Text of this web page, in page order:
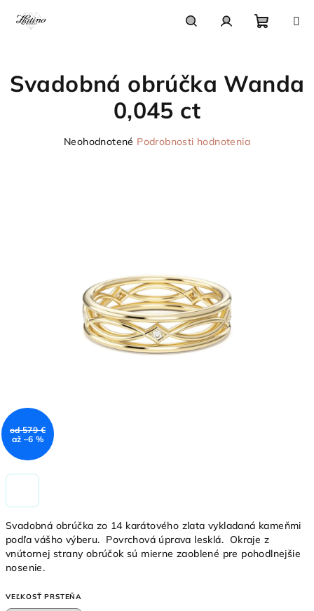
košík
Svadobná obrúčka zo 14 karátového zlata vykladaná kameňmi
podľa vášho výberu. Povrchová úprava lesklá. Okraje z
vnútornej strany obrúčok sú mierne zaoblené pre pohodlnejšie
nosenie.
VEĽKOSŤ PRSTEŇA
Svadobná obrúčka Wanda
0,045 ct
Priemerné
Neohodnotené Podrobnosti hodnotenia
od 579 €
až –6 %